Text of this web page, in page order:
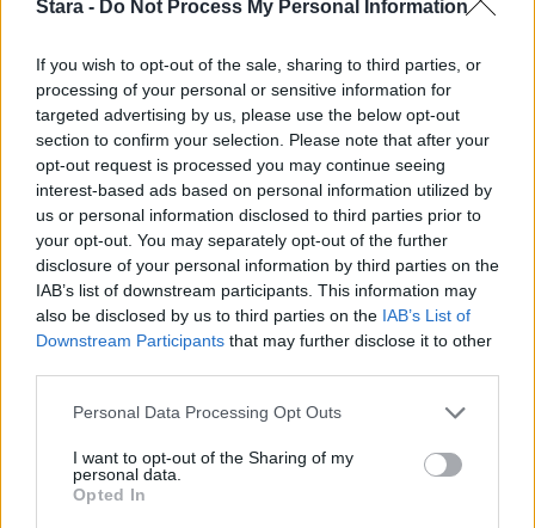
Stara - Do Not Process My Personal Information
If you wish to opt-out of the sale, sharing to third parties, or
processing of your personal or sensitive information for
targeted advertising by us, please use the below opt-out
section to confirm your selection. Please note that after your
opt-out request is processed you may continue seeing
interest-based ads based on personal information utilized by
us or personal information disclosed to third parties prior to
your opt-out. You may separately opt-out of the further
disclosure of your personal information by third parties on the
IAB’s list of downstream participants. This information may
also be disclosed by us to third parties on the IAB’s List of
Downstream Participants that may further disclose it to other
Personal Data Processing Opt Outs
I want to opt-out of the Sharing of my
personal data.
Opted In
MATKAILU
Finnairin lennoista osan lentää
jatkossa toinen lentoyhtiö –
matkustajille tärkeä rajoitus
4